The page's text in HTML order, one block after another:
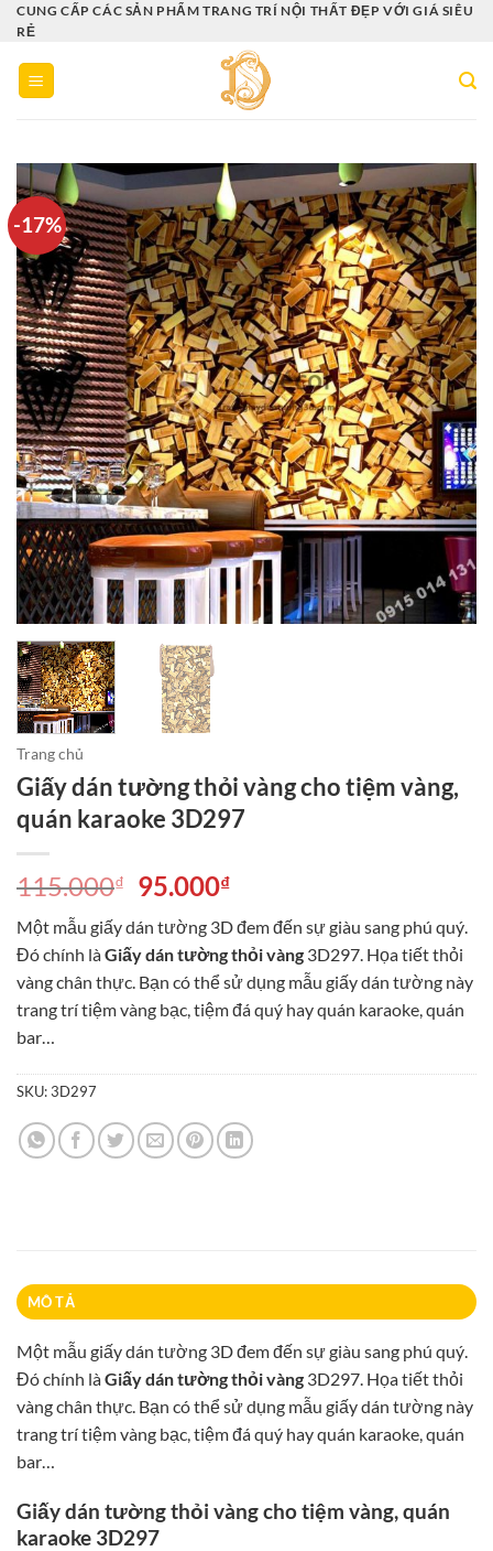
Bỏ
qua
nội
dung
CUNG CẤP CÁC SẢN PHẨM TRANG TRÍ NỘI THẤT ĐẸP VỚI GIÁ SIÊU
RẺ
-17%
Trang chủ
Giấy dán tường thỏi vàng cho tiệm vàng,
quán karaoke 3D297
115.000₫
Giá
gốc
là:
115.000₫.
95.000₫Giá
tại
là:
95.000₫.
Một mẫu giấy dán tường 3D đem đến sự giàu sang phú quý.
Đó chính làGiấy dán tường thỏi vàng 3D297. Họa tiết thỏi
vàng chân thực. Bạn có thể sử dụng mẫu giấy dán tường này
trang trí tiệm vàng bạc, tiệm đá quý hay quán karaoke, quán
bar…
SKU:3D297
MÔ TẢ
Một mẫu giấy dán tường 3D đem đến sự giàu sang phú quý.
Đó chính làGiấy dán tường thỏi vàng 3D297. Họa tiết thỏi
vàng chân thực. Bạn có thể sử dụng mẫu giấy dán tường này
trang trí tiệm vàng bạc, tiệm đá quý hay quán karaoke, quán
bar…
Giấy dán tường thỏi vàng cho tiệm vàng, quán
karaoke 3D297